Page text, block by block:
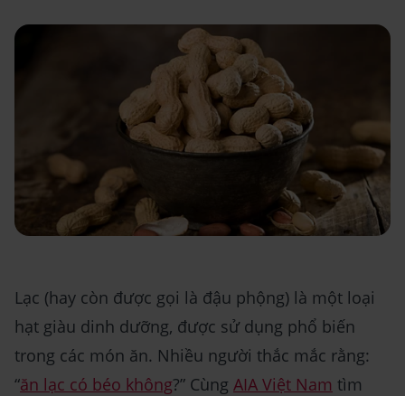
Lạc (hay còn được gọi là đậu phộng) là một loại
hạt giàu dinh dưỡng, được sử dụng phổ biến
trong các món ăn. Nhiều người thắc mắc rằng:
“ăn lạc có béo không?” Cùng AIA Việt Nam tìm